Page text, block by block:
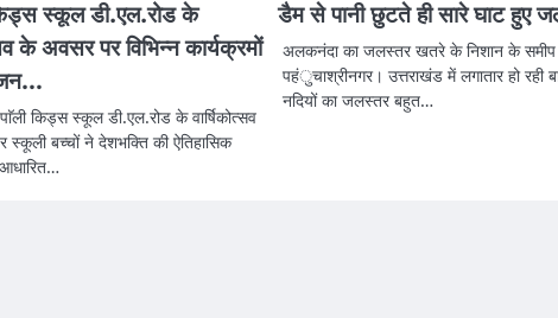
स्कूल डी.एल.रोड के
के अवसर पर विभिन्न कार्यक्रमों
किड्स स्कूल डी.एल.रोड के वार्षिकोत्सव
बच्चों ने देशभक्ति की ऐतिहासिक
डैम से पानी छुटते ही सारे घाट हुए
अलकनंदा का जलस्तर खतरे के निशान के समीप
पहंुचाश्रीनगर। उत्तराखंड में लगातार हो रही
नदियों का जलस्तर बहुत…